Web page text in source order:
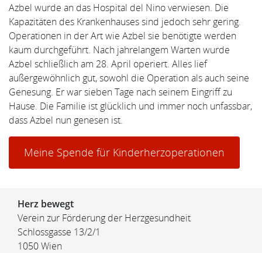
Azbel wurde an das Hospital del Nino verwiesen. Die
Kapazitäten des Krankenhauses sind jedoch sehr gering.
Operationen in der Art wie Azbel sie benötigte werden
kaum durchgeführt. Nach jahrelangem Warten wurde
Azbel schließlich am 28. April operiert. Alles lief
außergewöhnlich gut, sowohl die Operation als auch seine
Genesung. Er war sieben Tage nach seinem Eingriff zu
Hause. Die Familie ist glücklich und immer noch unfassbar,
dass Azbel nun genesen ist.
Meine Spende für Kinderherzoperationen
Herz bewegt
Verein zur Förderung der Herzgesundheit
Schlossgasse 13/2/1
1050 Wien